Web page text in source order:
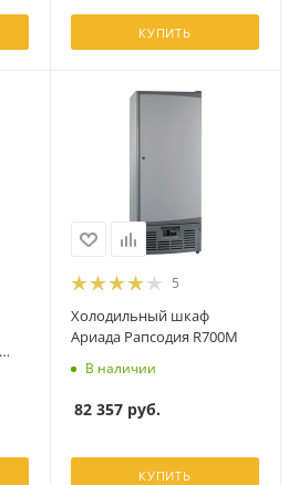
КУПИТЬ
5
Холодильный шкаф
Ариада Рапсодия R700M
В наличии
82 357 руб.
КУПИТЬ